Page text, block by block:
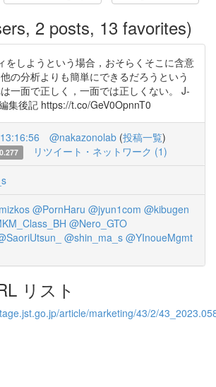
2 posts, 13 favorites)
をしようという場合，おそらくそこに含意
の分析よりも簡単にできるだろうという
一面で正しく，一面では正しくない。 J-
集後記 https://t.co/GeV0OpnnT0
@nakazonolab (投稿一覧)
0.277 リツイート・ネットワーク (1)
@PornHaru @jyun1com @kibugen
@Nero_GTO
@shin_ma_s @YInoueMgmt
リスト
article/marketing/43/2/